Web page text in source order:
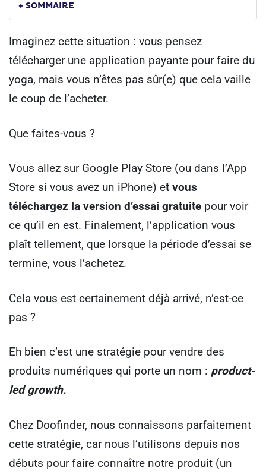
+ SOMMAIRE
Imaginez cette situation : vous pensez
télécharger une application payante pour faire du
yoga, mais vous n’êtes pas sûr(e) que cela vaille
le coup de l’acheter.
Que faites-vous ?
Vous allez sur Google Play Store (ou dans l’App
Store si vous avez un iPhone) et vous
téléchargez la version d’essai gratuite pour voir
ce qu’il en est. Finalement, l’application vous
plaît tellement, que lorsque la période d’essai se
termine, vous l’achetez.
Cela vous est certainement déjà arrivé, n’est-ce
pas ?
Eh bien c’est une stratégie pour vendre des
produits numériques qui porte un nom : product-
led growth.
Chez Doofinder, nous connaissons parfaitement
cette stratégie, car nous l’utilisons depuis nos
débuts pour faire connaître notre produit (un